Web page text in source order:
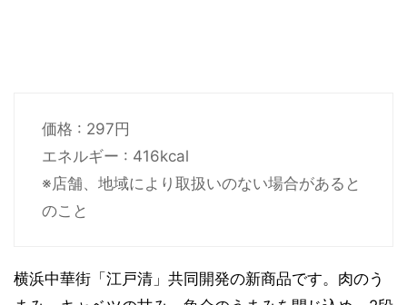
価格 : 297円
エネルギー : 416kcal
※店舗、地域により取扱いのない場合があると
のこと
横浜中華街「江戸清」共同開発の新商品です。肉のう